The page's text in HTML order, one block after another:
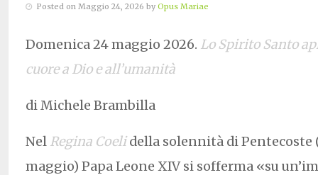
Posted on Maggio 24, 2026 by Opus Mariae
Domenica 24 maggio 2026. Lo Spirito Santo
cuore a Dio e all’umanità
di Michele Brambilla
Nel Regina Coelidella solennità di Pentecoste
maggio) Papa Leone XIV si sofferma «su